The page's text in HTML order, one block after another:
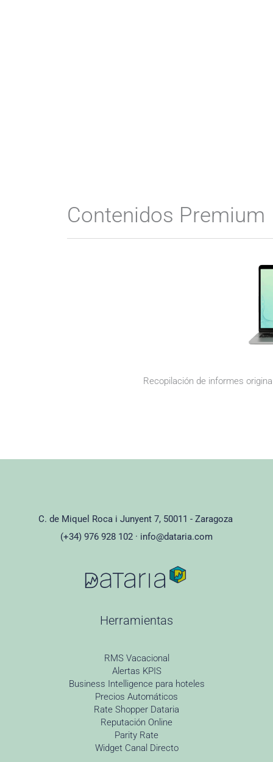
Contenidos Premium
Recopilación de informes
C. de Miquel Roca i Junyent 7, 50011 - Zaragoza
(+34) 976 928 102 · info@dataria.com
Herramientas
RMS Vacacional
Alertas KPIS
Business Intelligence para hoteles
Precios Automáticos
Rate Shopper Dataria
Reputación Online
Parity Rate
Widget Canal Directo